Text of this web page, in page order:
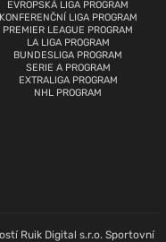
EVROPSKÁ LIGA PROGRAM
KONFERENČNÍ LIGA PROGRAM
PREMIER LEAGUE PROGRAM
LA LIGA PROGRAM
BUNDESLIGA PROGRAM
SERIE A PROGRAM
EXTRALIGA PROGRAM
NHL PROGRAM
Ruik Digital s.r.o. Sportovní